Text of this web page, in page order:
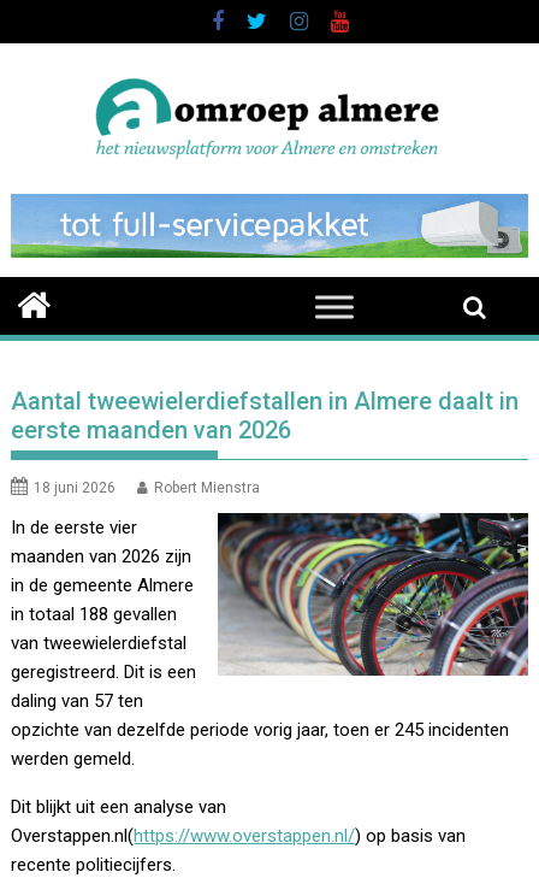
to
Aantal tweewielerdiefstallen in Almere daalt in
eerste maanden van 2026
18 juni 2026 Robert Mienstra
In de eerste vier
maanden van 2026 zijn
in de gemeente Almere
in totaal 188 gevallen
van tweewielerdiefstal
geregistreerd. Dit is een
daling van 57 ten
opzichte van dezelfde periode vorig jaar, toen er 245 incidenten
werden gemeld.
Dit blijkt uit een analyse van
Overstappen.nl(https://www.overstappen.nl/) op basis van
recente politiecijfers.